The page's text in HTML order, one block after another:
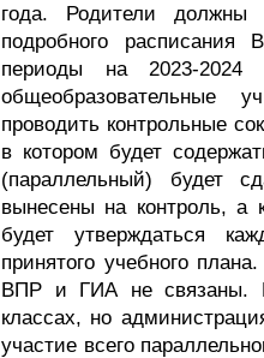
года. Родители
подробного
периоды на 2023-
общеобразовательные
проводить контрольные
в котором будет
(параллельный) будет
вынесены на контроль, а
будет утверждаться
принятого учебного
ВПР и ГИА не связаны.
классах, но
участие всего